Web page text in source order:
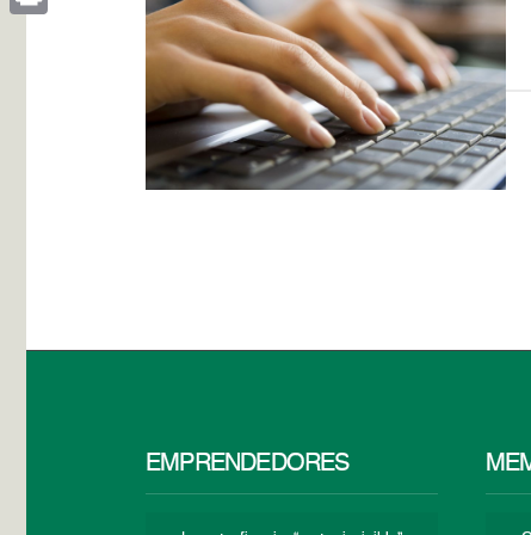
EMPRENDEDORES